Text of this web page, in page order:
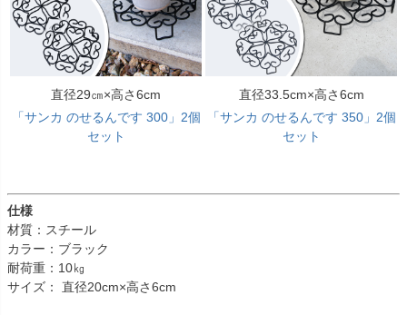
直径29㎝×高さ6cm
直径33.5cm×高さ6cm
「サンカ のせるんです 300」2個
セット
「サンカ のせるんです 350」2個
セット
仕様
材質：スチール
カラー：ブラック
耐荷重：10㎏
サイズ： 直径20cm×高さ6cm